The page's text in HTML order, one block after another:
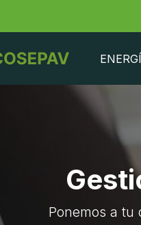
Ponemos a tu